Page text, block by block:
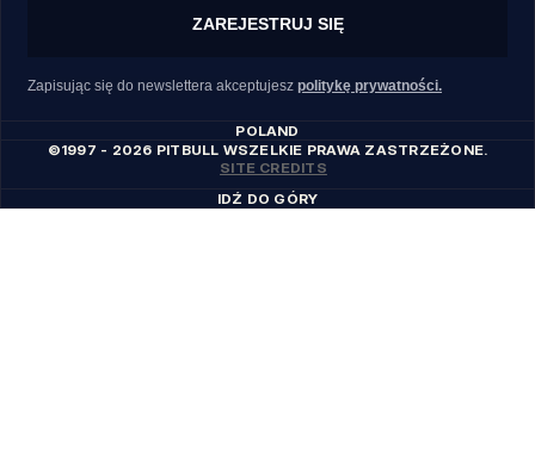
ZAREJESTRUJ SIĘ
Zapisując się do newslettera akceptujesz politykę prywatności.
POLAND
©1997 - 2026 PITBULL WSZELKIE PRAWA ZASTRZEŻONE.
SITE CREDITS
IDŹ DO GÓRY